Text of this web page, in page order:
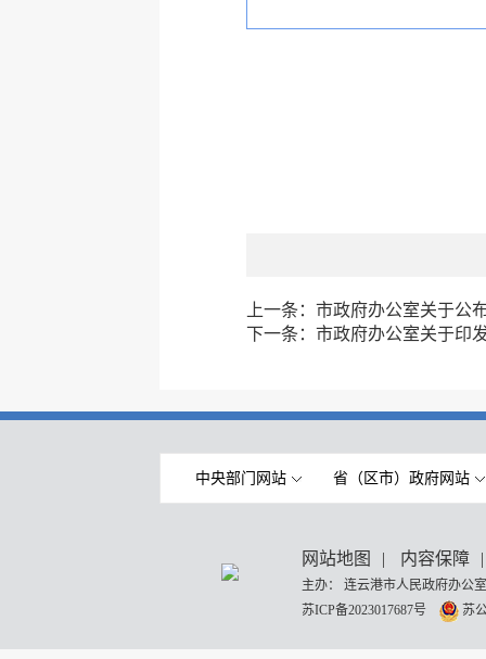
上一条： 市政府办公室关于公
下一条： 市政府办公室关于印
中央部门网站 省（区市）政府网站
网站地图 | 内容保障 |
主办： 连云港市人民政府办
苏ICP备2023017687号
苏